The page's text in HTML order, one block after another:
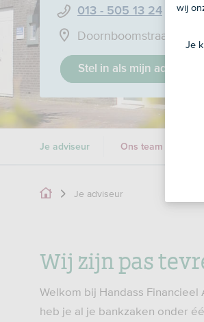
013 - 505 13 24
Doornboomstraat 38,
Stel in als mijn adviseur
Je adviseur Ons team
Je adviseur
Wij zijn pas
Welkom bij Handass Financieel
heb je al je bankzaken onder
wij
Je